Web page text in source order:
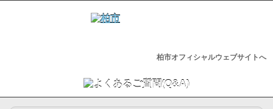
柏市オフィシャルウェブサイトへ